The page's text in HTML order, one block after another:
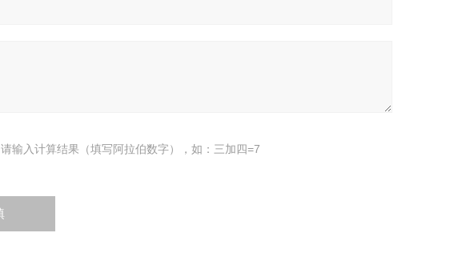
请输入计算结果（填写阿拉伯数字），如：三加四=7